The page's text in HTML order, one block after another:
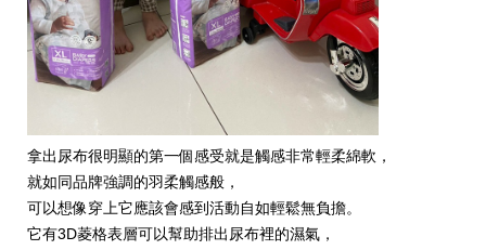
拿出尿布很明顯的第一個感受就是觸感非常輕柔綿軟，
就如同品牌強調的羽柔觸感般，
可以想像穿上它應該會感到活動自如輕鬆無負擔。
它有3D菱格表層可以幫助排出尿布裡的濕氣，